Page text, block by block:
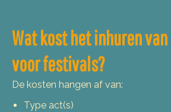
Wat kost het inhuren
voor festivals?
De kosten hangen af van:
Type act(s)